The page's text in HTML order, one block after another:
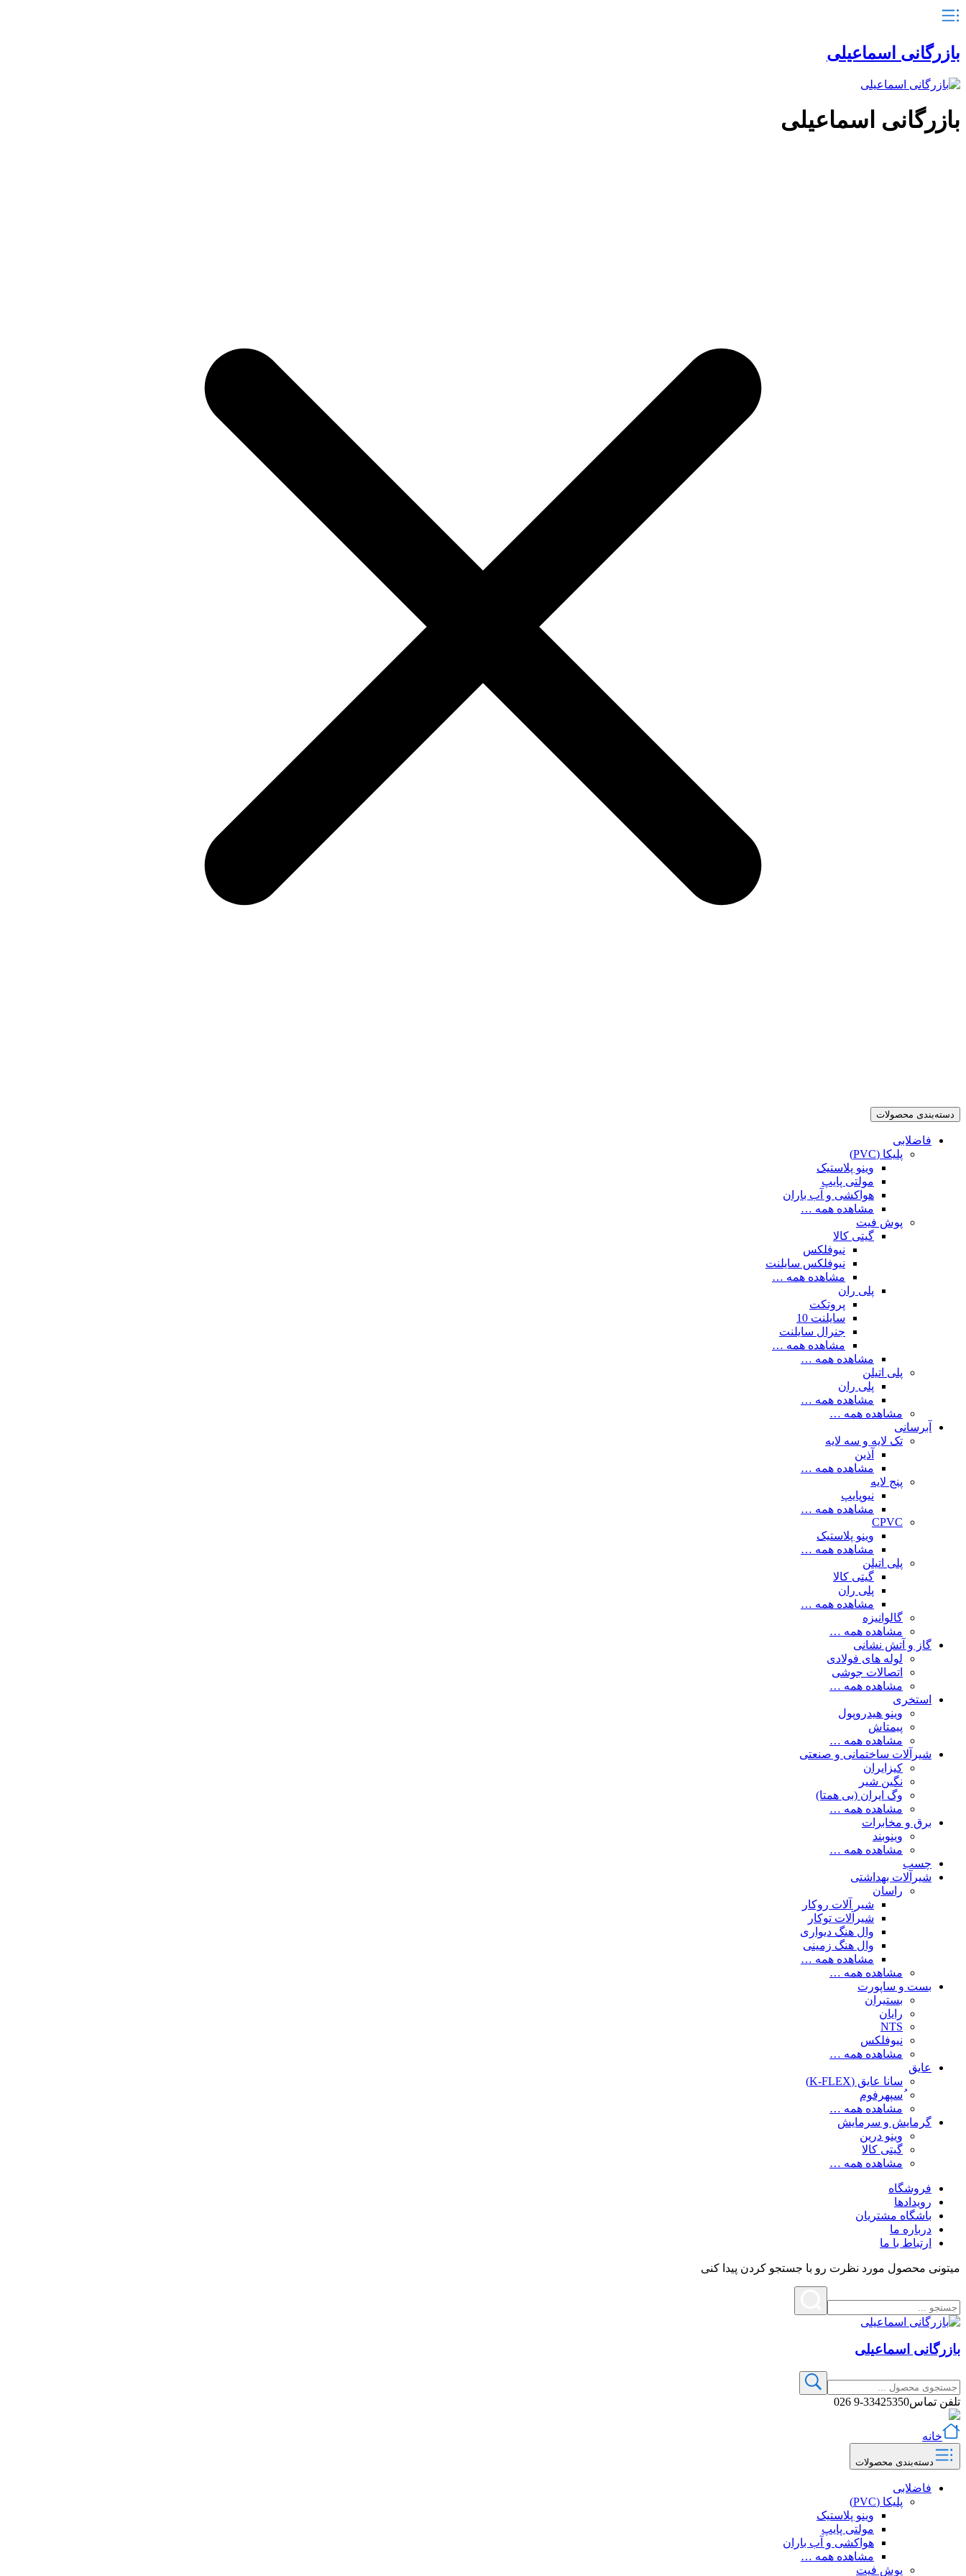
بازرگانی اسماعیلی
بازرگانی اسماعیلی
دسته‌بندی محصولات
فاضلابی
پلیکا (PVC)
وینو پلاستیک
مولتی پایپ
هواکشی و آب باران
مشاهده همه …
پوش فیت
گیتی کالا
نیوفلکس
نیوفلکس سایلنت
مشاهده همه …
پلی ران
پروتکت
سایلنت 10
جنرال سایلنت
مشاهده همه …
مشاهده همه …
پلی اتیلن
پلی ران
مشاهده همه …
مشاهده همه …
آبرسانی
تک لایه و سه لایه
آذین
مشاهده همه …
پنج لایه
نیوپایپ
مشاهده همه …
CPVC
وینو پلاستیک
مشاهده همه …
پلی اتیلن
گیتی کالا
پلی ران
مشاهده همه …
گالوانیزه
مشاهده همه …
گاز و آتش نشانی
لوله های فولادی
اتصالات جوشی
مشاهده همه …
استخری
وینو هیدروپول
پیمتاش
مشاهده همه …
شیرآلات ساختمانی و صنعتی
کیزایران
نگین شیر
وگ ایران (بی همتا)
مشاهده همه …
برق و مخابرات
وینوبند
مشاهده همه …
چسب
شیرآلات بهداشتی
راسان
شیر آلات روکار
شیرآلات توکار
وال هنگ دیواری
وال هنگ زمینی
مشاهده همه …
مشاهده همه …
بست و ساپورت
بستیران
رایان
NTS
نیوفلکس
مشاهده همه …
عایق
سانا عایق (K-FLEX)
ُسپهرفوم
مشاهده همه …
گرمایش و سرمایش
وینو درین
گیتی کالا
مشاهده همه …
فروشگاه
رویدادها
باشگاه مشتریان
درباره ما
ارتباط با ما
میتونی محصول مورد نظرت رو با جستجو کردن پیدا کنی
بازرگانی اسماعیلی
تلفن تماس33425350-9 026
خانه
دسته‌بندی محصولات
فاضلابی
پلیکا (PVC)
وینو پلاستیک
مولتی پایپ
هواکشی و آب باران
مشاهده همه …
پوش فیت